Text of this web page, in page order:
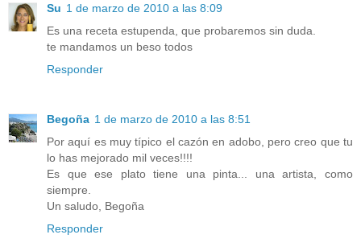
Su 1 de marzo de 2010 a las 8:09
Es una receta estupenda, que probaremos sin duda.
te mandamos un beso todos
Responder
Begoña 1 de marzo de 2010 a las 8:51
Por aquí es muy típico el cazón en adobo, pero creo que tu
lo has mejorado mil veces!!!!
Es que ese plato tiene una pinta... una artista, como
siempre.
Un saludo, Begoña
Responder